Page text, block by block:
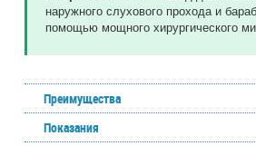
наружного слухового прохода и
помощью мощного хирургического
Преимущества
Показания